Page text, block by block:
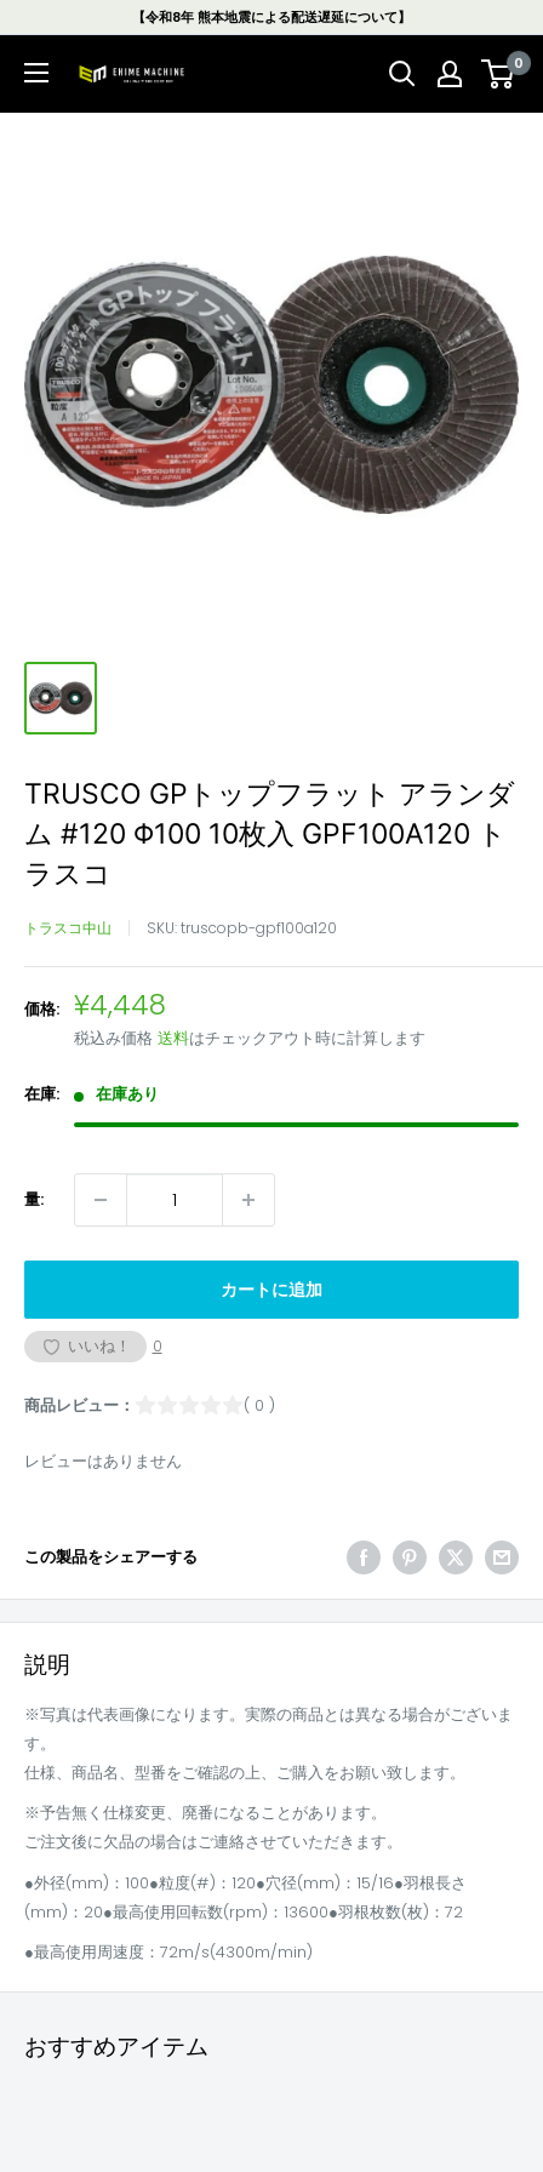
ン
【令和8年 熊本地震による配送遅延について】
エ
店
0
TRUSCO GPトップフラット アランダ
ム #120 Φ100 10枚入 GPF100A120 ト
ラスコ
トラスコ中山 SKU:truscopb-gpf100a120
価格: 販
売
価
格
¥4,448
税込み価格 送料はチェックアウト時に計算します
在庫: 在庫あり
量:
カートに追加
いいね！ 0
商品レビュー： ( 0 )
レビューはありません
この製品をシェアーする
説明
※写真は代表画像になります。実際の商品とは異なる場合がございま
す。
仕様、商品名、型番をご確認の上、ご購入をお願い致します。
※予告無く仕様変更、廃番になることがあります。
ご注文後に欠品の場合はご連絡させていただきます。
●外径(mm)：100●粒度(#)：120●穴径(mm)：15/16●羽根長さ
(mm)：20●最高使用回転数(rpm)：13600●羽根枚数(枚)：72
●最高使用周速度：72m/s(4300m/min)
おすすめアイテム